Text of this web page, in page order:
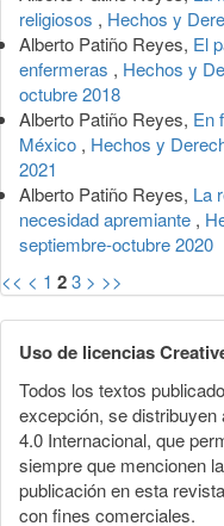
religiosos , Hechos y
Alberto Patiño Reyes, El
enfermeras , Hechos y
octubre 2018
Alberto Patiño Reyes, En
México , Hechos y
2021
Alberto Patiño Reyes, La
necesidad apremiante ,
septiembre-octubre 2020
<< < 1 23 > >>
Uso de licencias
Todos los textos
excepción, se
4.0 Internacional, que
siempre que mencionen
publicación en esta
con fines comerciales.